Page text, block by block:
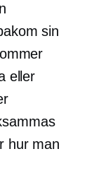
sin
eller
hur man